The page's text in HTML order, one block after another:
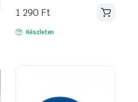
1 290 Ft
Készleten